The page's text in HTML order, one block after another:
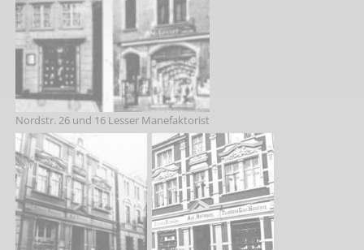
Nordstr. 26 und 16 Lesser Manefaktorist